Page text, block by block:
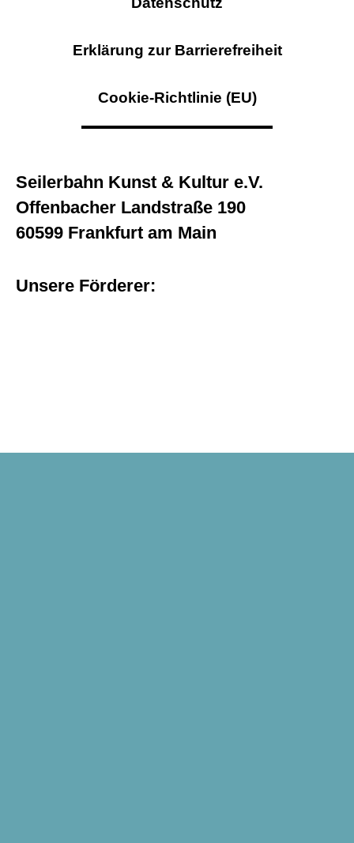
Erklärung zur Barrierefreiheit
Cookie-Richtlinie (EU)
Seilerbahn Kunst & Kultur e.V.
Offenbacher Landstraße 190
60599 Frankfurt am Main
Unsere Förderer: